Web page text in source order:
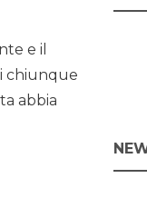
e il
chiunque
abbia